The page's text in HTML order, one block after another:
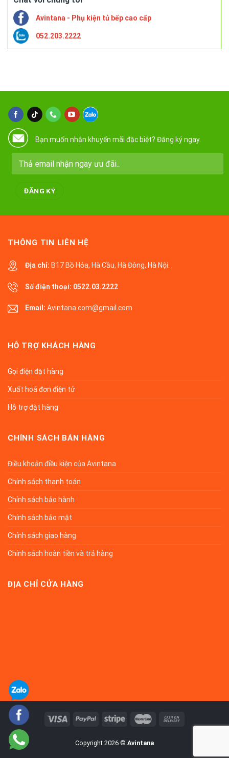
Avintana - Phụ kiện tủ bếp cao cấp
052.203.2222
Bạn muốn nhận khuyến mãi đặc biệt? Đăng ký ngay.
THÔNG TIN LIÊN HỆ
Địa chỉ: B17 Bồ Hỏa, Hà Cầu, Hà Đông, Hà Nội.
Số điện thoại: 0522.03.2222
Email: Avintana.com@gmail.com
HỖ TRỢ KHÁCH HÀNG
Gọi điện đặt hàng
Xuất hoá đơn điện tử
Hỗ trợ đặt hàng
CHÍNH SÁCH BÁN HÀNG
Điều khoản điều kiện của Avintana
Chính sách thanh toán
Chính sách bảo hành
Chính sách bảo mật
Chính sách giao hàng
Chính sách hoàn tiền và trả hàng
ĐỊA CHỈ CỬA HÀNG
Copyright 2026 © Avintana